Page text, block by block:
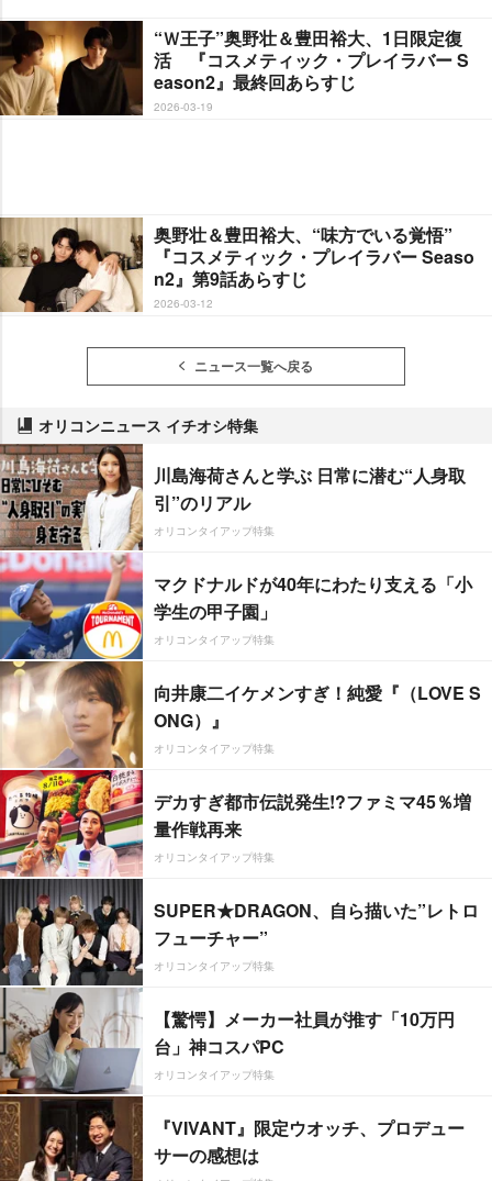
“Ｗ王子”奥野壮＆豊田裕大、1日限定復
活 『コスメティック・プレイラバー S
eason2』最終回あらすじ
2026-03-19
奥野壮＆豊田裕大、“味方でいる覚悟”
『コスメティック・プレイラバー Seaso
n2』第9話あらすじ
2026-03-12
ニュース一覧へ戻る
オリコンニュース イチオシ特集
川島海荷さんと学ぶ 日常に潜む“人身取
引”のリアル
オリコンタイアップ特集
マクドナルドが40年にわたり支える「小
学生の甲子園」
オリコンタイアップ特集
向井康二イケメンすぎ！純愛『（LOVE S
ONG）』
オリコンタイアップ特集
デカすぎ都市伝説発生!?ファミマ45％増
量作戦再来
オリコンタイアップ特集
SUPER★DRAGON、自ら描いた”レトロ
フューチャー”
オリコンタイアップ特集
【驚愕】メーカー社員が推す「10万円
台」神コスパPC
オリコンタイアップ特集
『VIVANT』限定ウオッチ、プロデュー
サーの感想は